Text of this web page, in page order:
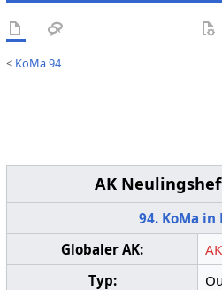
< KoMa 94
AK
94. KoMa in
Globaler AK:
Typ: